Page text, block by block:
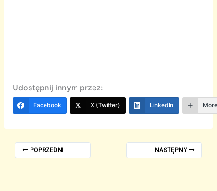
Udostępnij innym przez:
Facebook X (Twitter) LinkedIn
POPRZEDNI NASTĘPNY